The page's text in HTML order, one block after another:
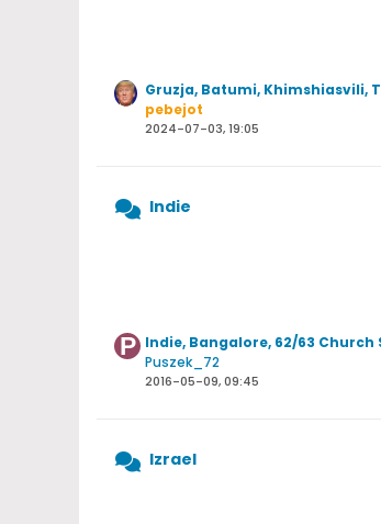
Gruzja, Batumi, Khimshiasvili,
pebejot
2024-07-03, 19:05
Indie
Indie, Bangalore, 62/63
Puszek_72
2016-05-09, 09:45
Izrael